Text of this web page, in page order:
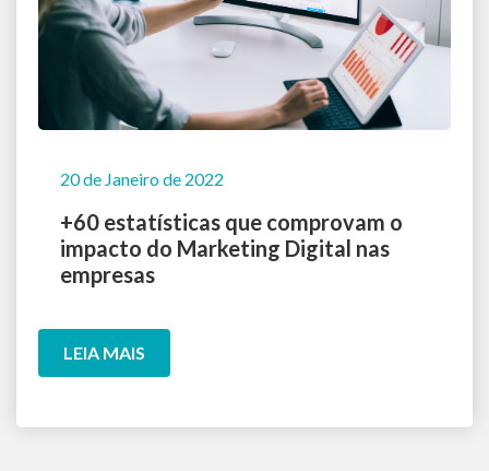
20 de Janeiro de 2022
+60 estatísticas que comprovam o
impacto do Marketing Digital nas
empresas
LEIA MAIS